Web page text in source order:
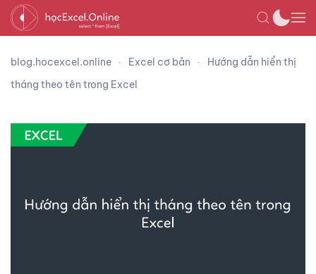
blog.hocexcel.online Excel cơ bản
Hướng dẫn hiển thị
tháng theo tên trong Excel